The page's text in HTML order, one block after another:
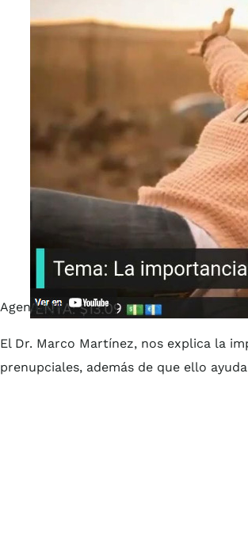
AgendaQR
El Dr. Marco Martínez, nos explica la
prenupciales, además de que ello